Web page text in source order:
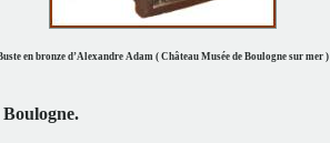
en bronze d’Alexandre Adam ( Château Musée de Boulogne sur mer )